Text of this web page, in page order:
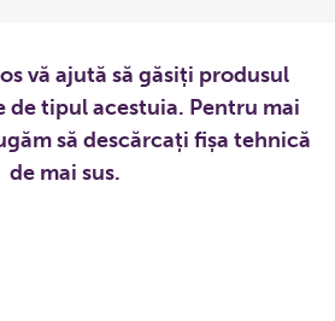
vă ajută să găsiți produsul
tipul acestuia. Pentru mai
să descărcați fișa tehnică
de mai sus.